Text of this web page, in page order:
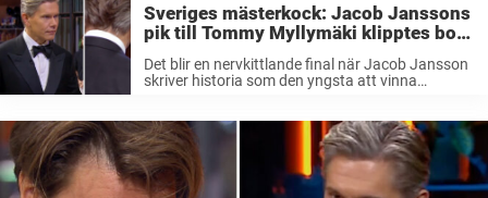
Sveriges mästerkock: Jacob Janssons
pik till Tommy Myllymäki klipptes bort
i finalen
Det blir en nervkittlande final när Jacob Jansson
skriver historia som den yngsta att vinna
Jacob skickade en pik till Tommy Myllymäki efter
...